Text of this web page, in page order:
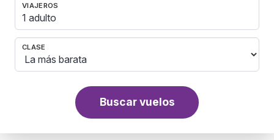
VIAJEROS
1 adulto
CLASE
Buscar vuelos